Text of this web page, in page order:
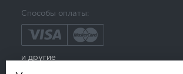
Способы оплаты:
и другие